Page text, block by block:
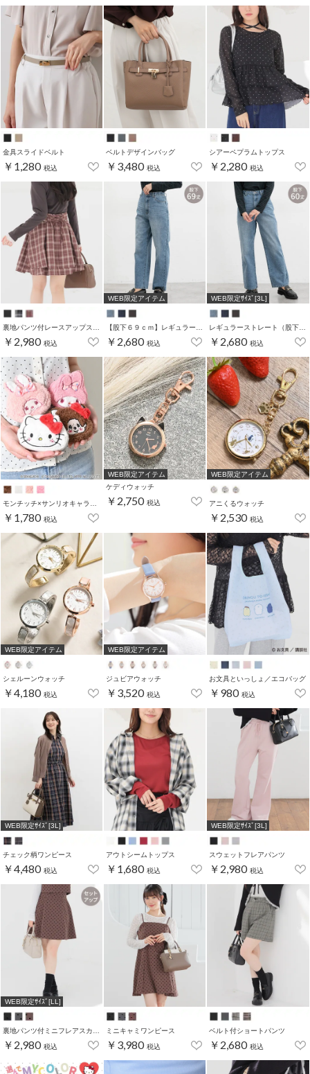
金具スライドベルト
￥1,280 税込
ベルトデザインバッグ
￥3,480 税込
シアーペプラムトップス
￥2,280 税込
￥2,980 税込
WEB限定アイテム
￥2,680 税込
WEB限定ｻｲｽﾞ[3L]
￥2,680 税込
￥1,780 税込
WEB限定アイテム
ケディウォッチ
￥2,750 税込
WEB限定アイテム
アニくるウォッチ
￥2,530 税込
WEB限定アイテム
シェルーンウォッチ
￥4,180 税込
WEB限定アイテム
ジュビアウォッチ
￥3,520 税込
お文具といっしょ／エコバッグ
￥980 税込
WEB限定ｻｲｽﾞ[3L]
チェック柄ワンピース
￥4,480 税込
アウトシームトップス
￥1,680 税込
WEB限定ｻｲｽﾞ[3L]
スウェットフレアパンツ
￥2,980 税込
WEB限定ｻｲｽﾞ[LL]
￥2,980 税込
ミニキャミワンピース
￥3,980 税込
ベルト付ショートパンツ
￥2,680 税込